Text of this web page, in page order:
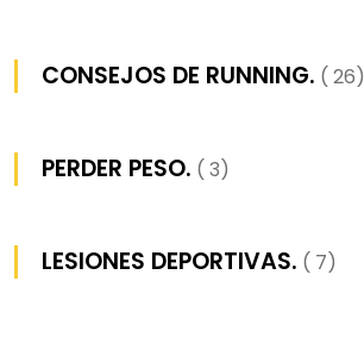
CONSEJOS DE RUNNING. ( 26)
PERDER PESO. ( 3)
LESIONES DEPORTIVAS. ( 7)